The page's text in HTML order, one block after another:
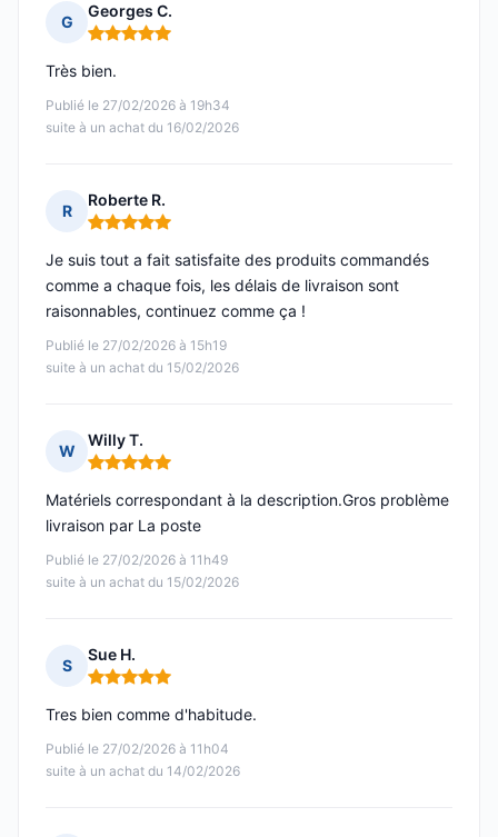
G
Georges C.
Note : 5 sur 5
Publié le 27/02/2026 à 19h34
suite à un achat du 16/02/2026
Très bien.
R
Roberte R.
Note : 5 sur 5
Publié le 27/02/2026 à 15h19
suite à un achat du 15/02/2026
Je suis tout a fait satisfaite des produits commandés
comme a chaque fois, les délais de livraison sont
raisonnables, continuez comme ça !
W
Willy T.
Note : 5 sur 5
Publié le 27/02/2026 à 11h49
suite à un achat du 15/02/2026
Matériels correspondant à la description.Gros problème
livraison par La poste
S
Sue H.
Note : 5 sur 5
Publié le 27/02/2026 à 11h04
suite à un achat du 14/02/2026
Tres bien comme d'habitude.